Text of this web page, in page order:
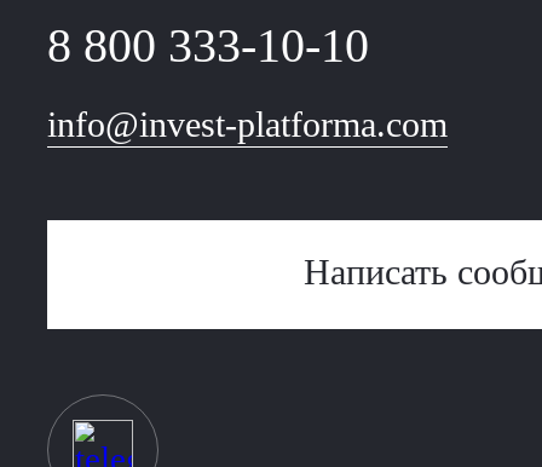
8 800 333-10-10
info@invest-platforma.com
Написать